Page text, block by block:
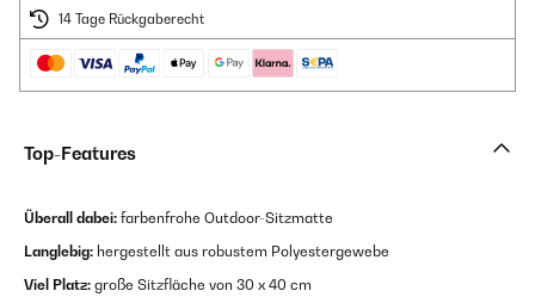
14 Tage Rückgaberecht
Top-Features
Überall dabei: farbenfrohe Outdoor-Sitzmatte
Langlebig: hergestellt aus robustem Polyestergewebe
Viel Platz: große Sitzfläche von 30 x 40 cm